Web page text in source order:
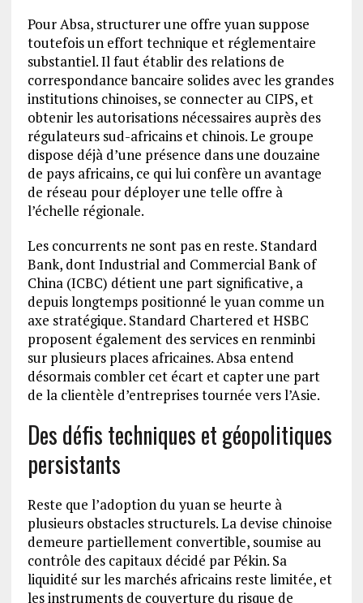
Pour Absa, structurer une offre yuan suppose
toutefois un effort technique et réglementaire
substantiel. Il faut établir des relations de
correspondance bancaire solides avec les grandes
institutions chinoises, se connecter au CIPS, et
obtenir les autorisations nécessaires auprès des
régulateurs sud-africains et chinois. Le groupe
dispose déjà d’une présence dans une douzaine
de pays africains, ce qui lui confère un avantage
de réseau pour déployer une telle offre à
l’échelle régionale.
Les concurrents ne sont pas en reste. Standard
Bank, dont Industrial and Commercial Bank of
China (ICBC) détient une part significative, a
depuis longtemps positionné le yuan comme un
axe stratégique. Standard Chartered et HSBC
proposent également des services en renminbi
sur plusieurs places africaines. Absa entend
désormais combler cet écart et capter une part
de la clientèle d’entreprises tournée vers l’Asie.
Des défis techniques et géopolitiques
persistants
Reste que l’adoption du yuan se heurte à
plusieurs obstacles structurels. La devise chinoise
demeure partiellement convertible, soumise au
contrôle des capitaux décidé par Pékin. Sa
liquidité sur les marchés africains reste limitée, et
les instruments de couverture du risque de